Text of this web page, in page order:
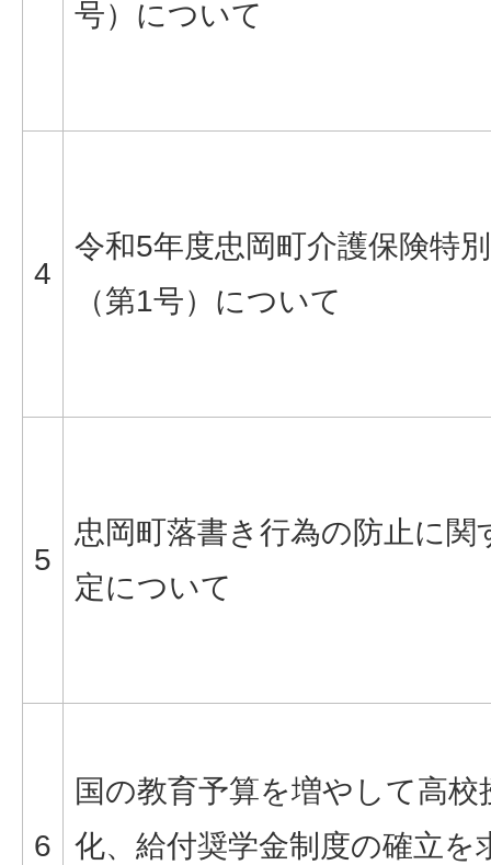
号）について
4
令和5年度忠岡町介護保険特
（第1号）について
5
忠岡町落書き行為の防止に関
定について
6
国の教育予算を増やして高校
化、給付奨学金制度の確立を